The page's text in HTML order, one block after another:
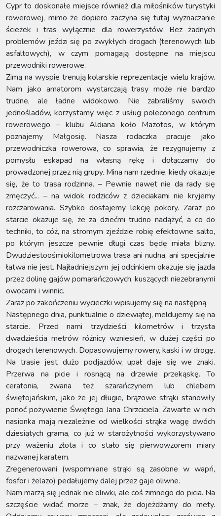
Cypr to doskonałe miejsce również dla miłośników turystyki
rowerowej, mimo że dopiero zaczyna się tutaj wyznaczanie
ścieżek i tras wyłącznie dla rowerzystów. Bez żadnych
problemów jeździ się po zwykłych drogach (terenowych lub
asfaltowych), w czym pomagają dostępne na miejscu
przewodniki rowerowe.
Zimą na wyspie trenują kolarskie reprezentacje wielu krajów.
Nam jako amatorom wystarczają trasy może nie bardzo
trudne, ale ładne widokowo. Nie zabraliśmy swoich
jednośladów, korzystamy więc z usług poleconego centrum
rowerowego – klubu Aldiana koło Mazotos, w którym
poznajemy Małgosię. Nasza rodaczka pracuje jako
przewodniczka rowerowa, co sprawia, że rezygnujemy z
pomysłu eskapad na własną rękę i dołączamy do
prowadzonej przez nią grupy. Mina nam rzednie, kiedy okazuje
się, że to trasa rodzinna. – Pewnie nawet nie da rady się
zmęczyć... – na widok rodziców z dzieciakami nie kryjemy
rozczarowania. Szybko dostajemy lekcję pokory. Zaraz po
starcie okazuje się, że za dziećmi trudno nadążyć, a co do
techniki, to cóż, na stromym zjeździe robię efektowne salto,
po którym jeszcze pewnie długi czas będę miała blizny.
Dwudziestoośmiokilometrowa trasa ani nudna, ani specjalnie
łatwa nie jest. Najładniejszym jej odcinkiem okazuje się jazda
przez dolinę gajów pomarańczowych, kuszących niezebranymi
owocami i winnic.
Zaraz po zakończeniu wycieczki wpisujemy się na następną.
Następnego dnia, punktualnie o dziewiątej, meldujemy się na
starcie. Przed nami trzydzieści kilometrów i trzysta
dwadzieścia metrów różnicy wzniesień, w dużej części po
drogach terenowych. Dopasowujemy rowery, kaski i w drogę.
Na trasie jest dużo podjazdów, upał daje się we znaki.
Przerwa na picie i rosnącą na drzewie przekąskę. To
ceratonia, zwana też szarańczynem lub chlebem
świętojańskim, jako że jej długie, brązowe strąki stanowiły
ponoć pożywienie Świętego Jana Chrzciciela. Zawarte w nich
nasionka mają niezależnie od wielkości strąka wagę dwóch
dziesiątych grama, co już w starożytności wykorzystywano
przy ważeniu złota i co stało się pierwowzorem miary
nazwanej karatem.
Zregenerowani (wspomniane strąki są zasobne w wapń,
fosfor i żelazo) pedałujemy dalej przez gaje oliwne.
Nam marzą się jednak nie oliwki, ale coś zimnego do picia. Na
szczęście widać morze – znak, że dojeżdżamy do mety.